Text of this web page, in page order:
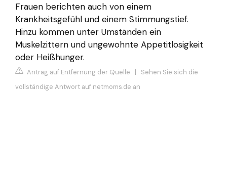
Frauen berichten auch von einem
Krankheitsgefühl und einem Stimmungstief.
Hinzu kommen unter Umständen ein
Muskelzittern und ungewohnte Appetitlosigkeit
oder Heißhunger.
Antrag auf Entfernung der Quelle | Sehen Sie sich die
vollständige Antwort auf netmoms.de an